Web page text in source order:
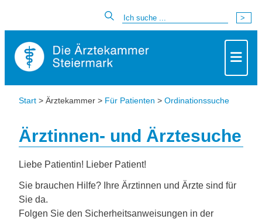
Start > Ärztekammer > Für Patienten > Ordinationssuche
Ärztinnen- und Ärztesuche
Liebe Patientin! Lieber Patient!
Sie brauchen Hilfe? Ihre Ärztinnen und Ärzte sind für
Sie da.
Folgen Sie den Sicherheitsanweisungen in der